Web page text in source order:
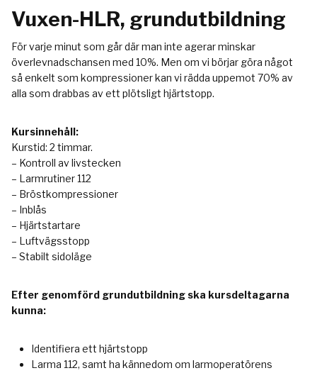
Vuxen-HLR, grundutbildning
För varje minut som går där man inte agerar minskar
överlevnadschansen med 10%. Men om vi börjar göra något
så enkelt som kompressioner kan vi rädda uppemot 70% av
alla som drabbas av ett plötsligt hjärtstopp.
Kursinnehåll:
Kurstid: 2 timmar.
– Kontroll av livstecken
– Larmrutiner 112
– Bröstkompressioner
– Inblås
– Hjärtstartare
– Luftvägsstopp
– Stabilt sidoläge
Efter genomförd grundutbildning ska kursdeltagarna
kunna:
Identifiera ett hjärtstopp
Larma 112, samt ha kännedom om larmoperatörens